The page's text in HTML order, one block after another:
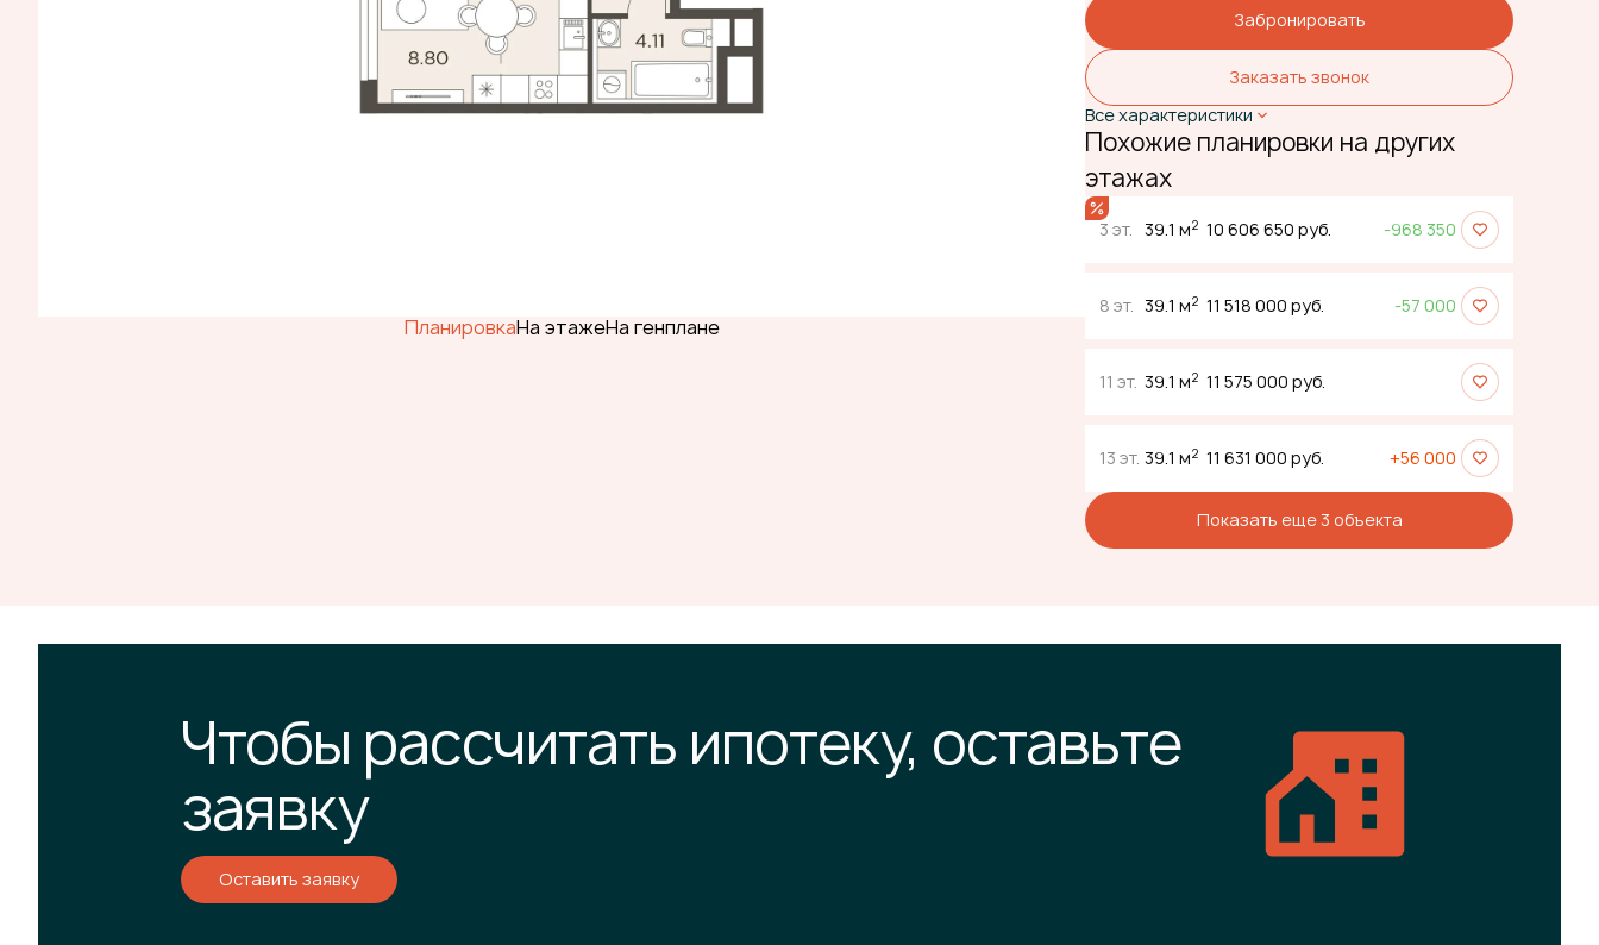
ПланировкаНа этажеНа генплане
Забронировать
Заказать звонок
Все характеристики
Похожие планировки на других
этажах
3 эт. 39.1 м2 10 606 650 руб. -968 350
8 эт. 39.1 м2 11 518 000 руб. -57 000
11 эт. 39.1 м2 11 575 000 руб.
13 эт. 39.1 м2 11 631 000 руб. +56 000
Показать еще 3 объектa
Чтобы рассчитать ипотеку, оставьте
заявку
Оставить заявку